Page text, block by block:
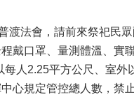
渡法會，請前來祭祀民眾
戴口罩、量測體溫、實
人2.25平方公尺、室
心規定管控總人數，禁止